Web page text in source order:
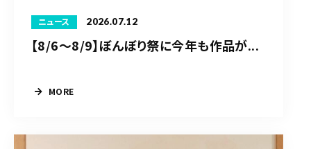
ニュース 2026.07.12
【8/6〜8/9】ぼんぼり祭に今年も作品が...
MORE